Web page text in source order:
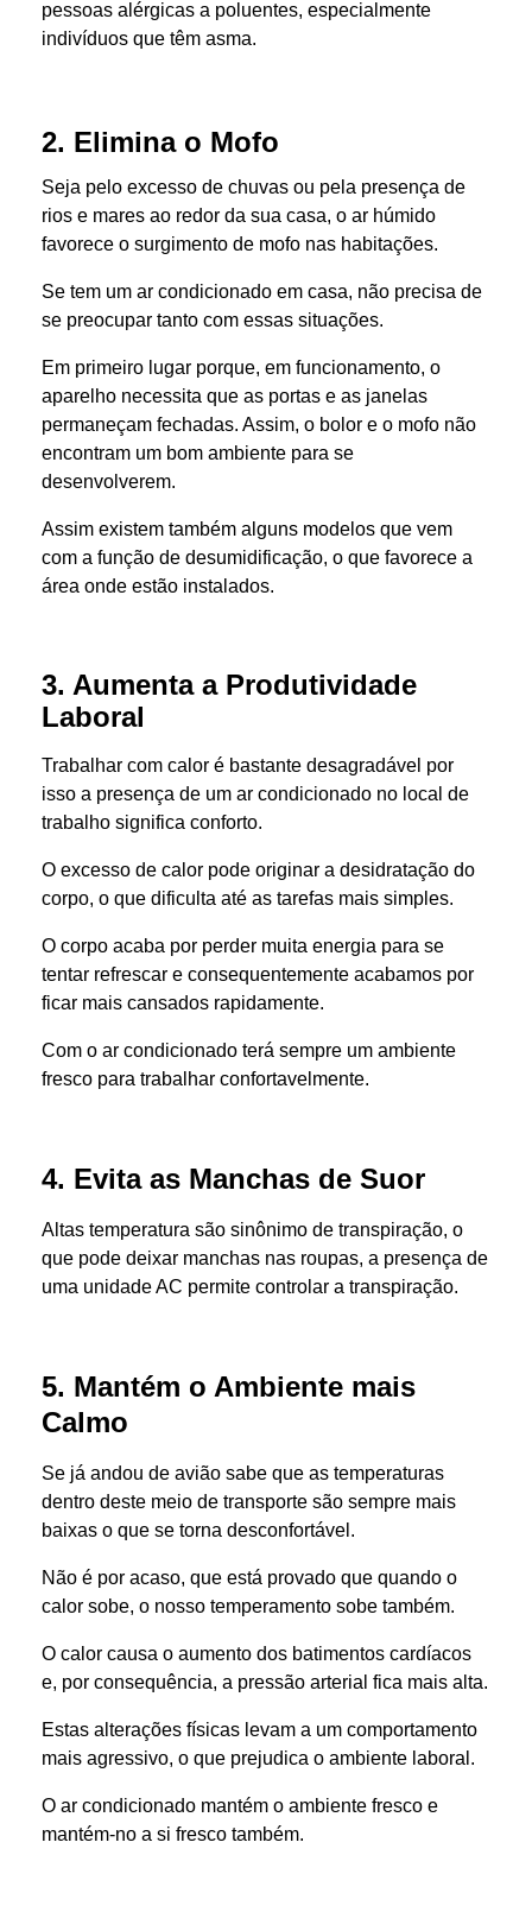
pessoas alérgicas a poluentes, especialmente
indivíduos que têm asma.
2. Elimina o Mofo
Seja pelo excesso de chuvas ou pela presença de
rios e mares ao redor da sua casa, o ar húmido
favorece o surgimento de mofo nas habitações.
Se tem um ar condicionado em casa, não precisa de
se preocupar tanto com essas situações.
Em primeiro lugar porque, em funcionamento, o
aparelho necessita que as portas e as janelas
permaneçam fechadas. Assim, o bolor e o mofo não
encontram um bom ambiente para se
desenvolverem.
Assim existem também alguns modelos que vem
com a função de desumidificação, o que favorece a
área onde estão instalados.
3. Aumenta a Produtividade
Laboral
Trabalhar com calor é bastante desagradável por
isso a presença de um ar condicionado no local de
trabalho significa conforto.
O excesso de calor pode originar a desidratação do
corpo, o que dificulta até as tarefas mais simples.
O corpo acaba por perder muita energia para se
tentar refrescar e consequentemente acabamos por
ficar mais cansados rapidamente.
Com o ar condicionado terá sempre um ambiente
fresco para trabalhar confortavelmente.
4. Evita as Manchas de Suor
Altas temperatura são sinônimo de transpiração, o
que pode deixar manchas nas roupas, a presença de
uma unidade AC permite controlar a transpiração.
5. Mantém o Ambiente mais
Calmo
Se já andou de avião sabe que as temperaturas
dentro deste meio de transporte são sempre mais
baixas o que se torna desconfortável.
Não é por acaso, que está provado que quando o
calor sobe, o nosso temperamento sobe também.
O calor causa o aumento dos batimentos cardíacos
e, por consequência, a pressão arterial fica mais alta.​
Estas alterações físicas levam a um comportamento
mais agressivo, o que prejudica o ambiente laboral.
O ar condicionado mantém o ambiente fresco e
mantém-no a si fresco também.